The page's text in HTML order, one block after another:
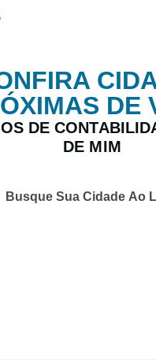
DE
DE
DE MIM
Busque Sua Cidade Ao